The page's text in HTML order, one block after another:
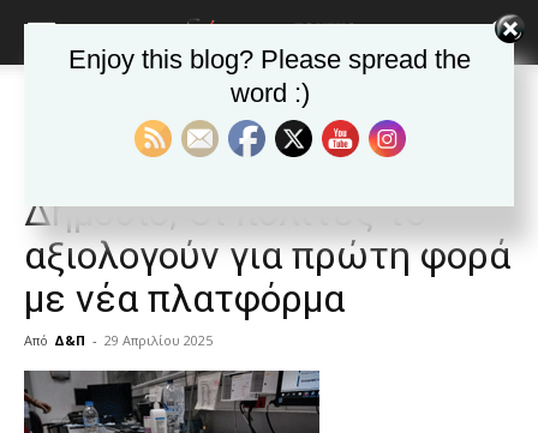
ΕΙΔΗΣΕΙΣ Ελλαδα
Πόσο καλό είναι το
Δημόσιο; Οι πολίτες το
αξιολογούν για πρώτη φορά
με νέα πλατφόρμα
Από Δ&Π - 29 Απριλίου 2025
blonde
lesbians
Enjoy this blog? Please spread the
word :)